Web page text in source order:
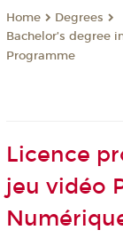
Home
Degrees
Bachelor’s degree
Programme
Licence
jeu vidéo